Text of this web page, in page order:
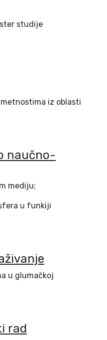
studije
iz oblasti
naučno-
mediju;
u funkiji
u glumačkoj
rad